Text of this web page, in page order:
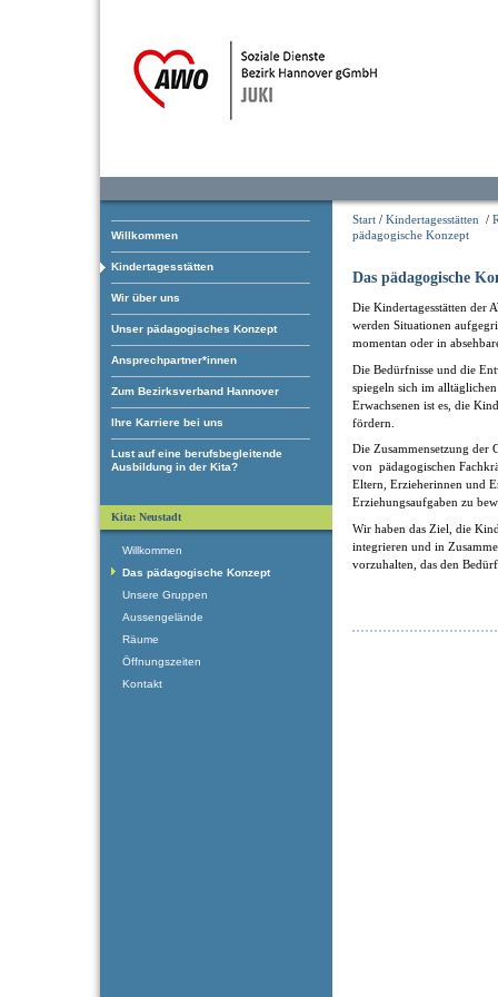
Willkommen
Kindertagesstätten
Wir über uns
Unser pädagogisches Konzept
Ansprechpartner*innen
Zum Bezirksverband Hannover
Ihre Karriere bei uns
Lust auf eine berufsbegleitende
Ausbildung in der Kita?
Start / Kindertagesstätten /
pädagogische Konzept
Das pädagogische
Die Kindertagesstätten der
werden Situationen
momentan oder in
Die Bedürfnisse und die
spiegeln sich im
Erwachsenen ist es, die
fördern.
Die Zusammensetzung der
von pädagogischen
Eltern, Erzieherinnen und
Erziehungsaufgaben zu
Wir haben das Ziel, die
integrieren und in
vorzuhalten, das den
Kita: Neustadt
Willkommen
Das pädagogische Konzept
Unsere Gruppen
Aussengelände
Räume
Öffnungszeiten
Kontakt